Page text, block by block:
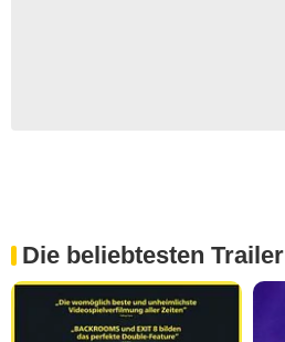
Die beliebtesten Trailer